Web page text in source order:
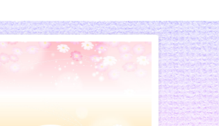
スポーツ マ